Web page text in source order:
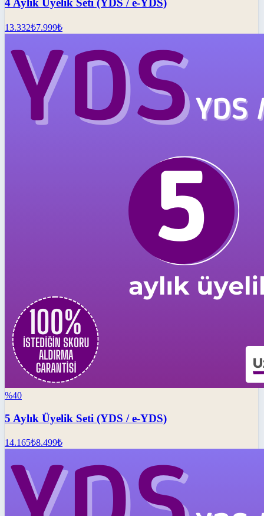
4 Aylık Üyelik Seti (YDS / e-YDS)
13.332₺7.999₺
%40
5 Aylık Üyelik Seti (YDS / e-YDS)
14.165₺8.499₺